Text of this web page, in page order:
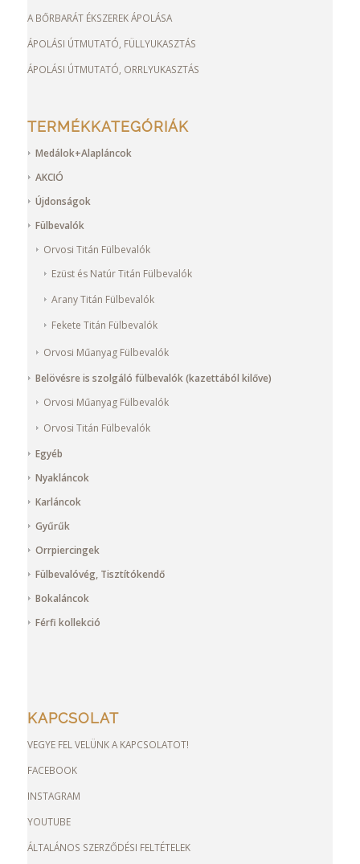
A BŐRBARÁT ÉKSZEREK ÁPOLÁSA
ÁPOLÁSI ÚTMUTATÓ, FÜLLYUKASZTÁS
ÁPOLÁSI ÚTMUTATÓ, ORRLYUKASZTÁS
TERMÉKKATEGÓRIÁK
Medálok+Alapláncok
AKCIÓ
Újdonságok
Fülbevalók
Orvosi Titán Fülbevalók
Ezüst és Natúr Titán Fülbevalók
Arany Titán Fülbevalók
Fekete Titán Fülbevalók
Orvosi Műanyag Fülbevalók
Belövésre is szolgáló fülbevalók (kazettából kilőve)
Orvosi Műanyag Fülbevalók
Orvosi Titán Fülbevalók
Egyéb
Nyakláncok
Karláncok
Gyűrűk
Orrpiercingek
Fülbevalóvég, Tisztítókendő
Bokaláncok
Férfi kollekció
KAPCSOLAT
VEGYE FEL VELÜNK A KAPCSOLATOT!
FACEBOOK
INSTAGRAM
YOUTUBE
ÁLTALÁNOS SZERZŐDÉSI FELTÉTELEK